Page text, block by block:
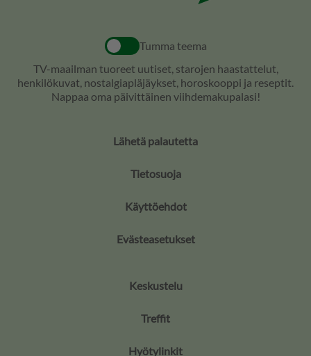
Tumma teema
TV-maailman tuoreet uutiset, starojen haastattelut,
henkilökuvat, nostalgiapläjäykset, horoskooppi ja reseptit.
Nappaa oma päivittäinen viihdemakupalasi!
Lähetä palautetta
Tietosuoja
Käyttöehdot
Evästeasetukset
Keskustelu
Treffit
Hyötylinkit